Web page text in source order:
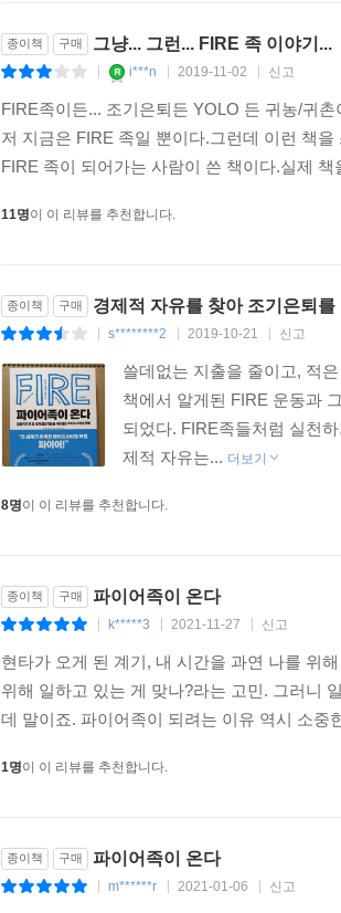
종이책 구매 그냥... 그런... FIRE 족 이야기...
i***n 2019-11-02 신고
FIRE족이든... 조기은퇴든 YOLO 든 귀농/귀
저 지금은 FIRE 족일 뿐이다.그런데 이런 책
FIRE 족이 되어가는 사람이 쓴 책이다.실제
11명이 이 리뷰를 추천합니다.
종이책 구매 경제적 자유를 찾아 조기은퇴를
s********2 2019-10-21 신고
쓸데없는 지출을 줄이고, 적
책에서 알게된 FIRE 운동과
되었다. FIRE족들처럼 실천
제적 자유는... 더보기
8명이 이 리뷰를 추천합니다.
종이책 구매 파이어족이 온다
k*****3 2021-11-27 신고
현타가 오게 된 계기, 내 시간을 과연 나를 위
위해 일하고 있는 게 맞나?라는 고민. 그러니
데 말이죠. 파이어족이 되려는 이유 역시 소
1명이 이 리뷰를 추천합니다.
종이책 구매 파이어족이 온다
m******r 2021-01-06 신고